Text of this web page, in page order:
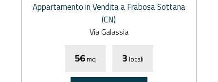
Appartamento in Vendita a Frabosa Sottana
(CN)
Via Galassia
56mq 3locali